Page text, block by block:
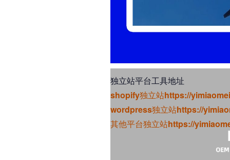
独立站平台工具地址
shopify独立站https://
wordpress独立站https://
其他平台独立站https://